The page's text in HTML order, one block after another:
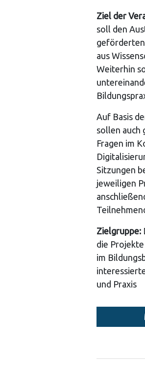
Ziel der
soll den
aus
Weiterhin
Auf Basis
sollen auch
Fragen im
Sitzungen
jeweiligen
Zielgruppe:
die
im
und Praxis